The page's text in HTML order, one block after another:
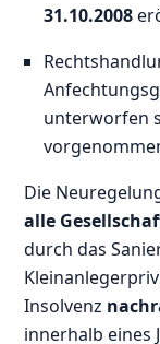
31.10.2008
unterworfen
Die
alle
durch das
Insolvenz
innerhalb eines